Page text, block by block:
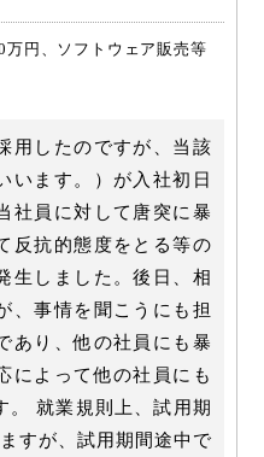
万円、ソフトウェア販売等
用したのですが、当該
います。）が入社初日
社員に対して唐突に暴
反抗的態度をとる等の
生しました。後日、相
、事情を聞こうにも担
あり、他の社員にも暴
によって他の社員にも
。 就業規則上、試用期
すが、試用期間途中で